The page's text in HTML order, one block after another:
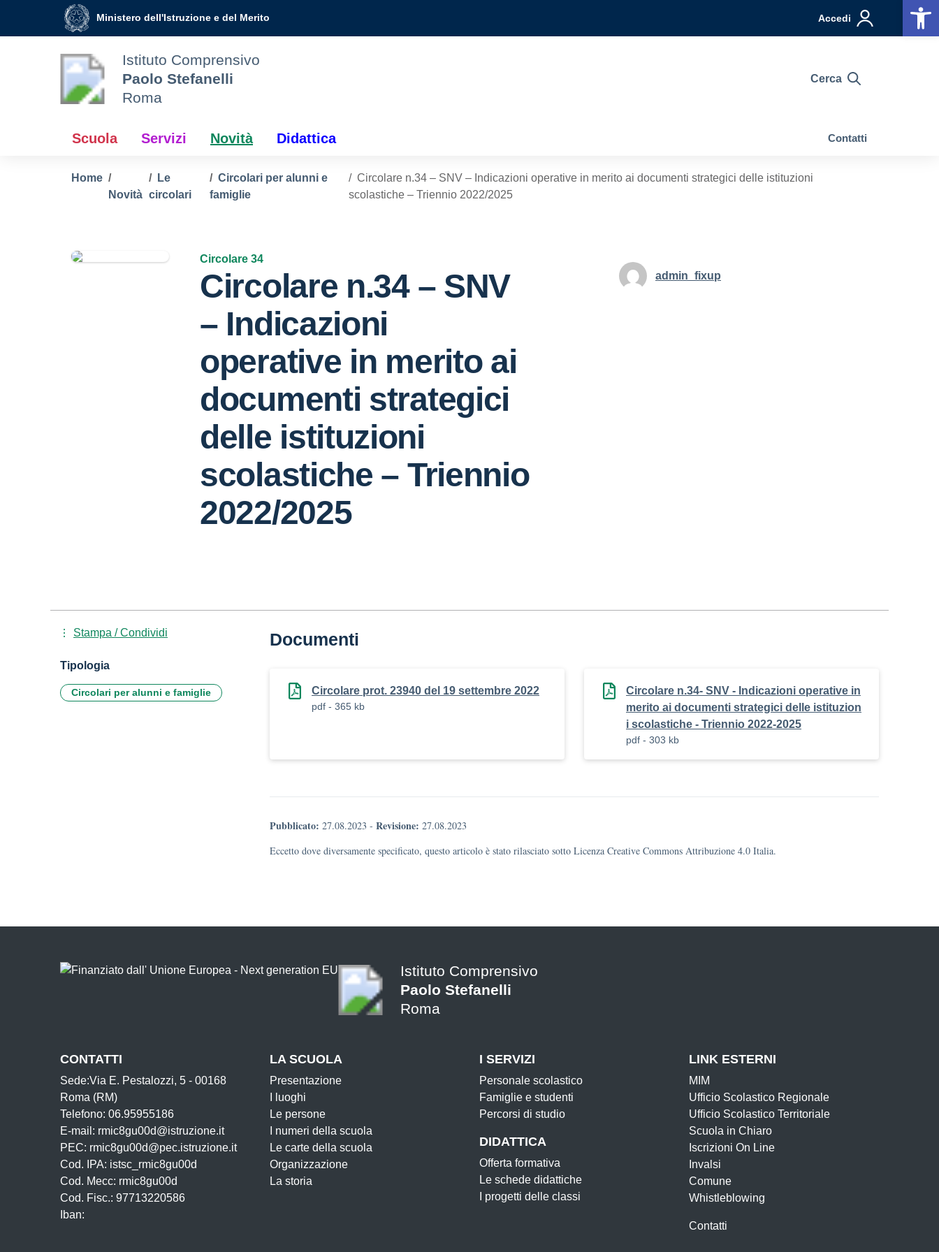
Vai ai contenuti
Vai al menu di navigazione
Ministero dell'Istruzione e del Merito Accedi
Istituto Comprensivo
Paolo Stefanelli
Roma
Cerca
Scuola Servizi Novità Didattica Contatti
Home
Novità
Le
circolari
Circolari per alunni e
famiglie
Circolare n.34 – SNV – Indicazioni operative in merito ai documenti strategici delle istituzioni
scolastiche – Triennio 2022/2025
Circolare 34
Circolare n.34 – SNV
– Indicazioni
operative in merito ai
documenti strategici
delle istituzioni
scolastiche – Triennio
2022/2025
admin_fixup
Documenti
Circolare prot. 23940 del 19 settembre 2022
pdf - 365 kb
Circolare n.34- SNV - Indicazioni operative in
merito ai documenti strategici delle istituzion
i scolastiche - Triennio 2022-2025
pdf - 303 kb
Pubblicato: 27.08.2023 - Revisione: 27.08.2023
Eccetto dove diversamente specificato, questo articolo è stato rilasciato sotto Licenza Creative Commons Attribuzione 4.0 Italia.
Stampa / Condividi
Tipologia
Circolari per alunni e famiglie
Istituto Comprensivo
Paolo Stefanelli
Roma
CONTATTI
Sede:Via E. Pestalozzi, 5 - 00168
Roma (RM)
Telefono: 06.95955186
E-mail: rmic8gu00d@istruzione.it
PEC: rmic8gu00d@pec.istruzione.it
Cod. IPA: istsc_rmic8gu00d
Cod. Mecc: rmic8gu00d
Cod. Fisc.: 97713220586
Iban:
LA SCUOLA
Presentazione
I luoghi
Le persone
I numeri della scuola
Le carte della scuola
Organizzazione
La storia
I SERVIZI
Personale scolastico
Famiglie e studenti
Percorsi di studio
DIDATTICA
Offerta formativa
Le schede didattiche
I progetti delle classi
LINK ESTERNI
MIM
Ufficio Scolastico Regionale
Ufficio Scolastico Territoriale
Scuola in Chiaro
Iscrizioni On Line
Invalsi
Comune
Whistleblowing
Contatti